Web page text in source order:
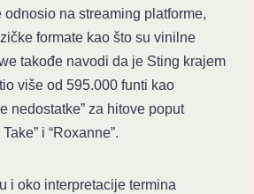
na streaming platforme,
formate kao što su vinilne
takođe navodi da je Sting krajem
više od 595.000 funti kao
nedostatke” za hitove poput
i “Roxanne”.
i oko interpretacije termina